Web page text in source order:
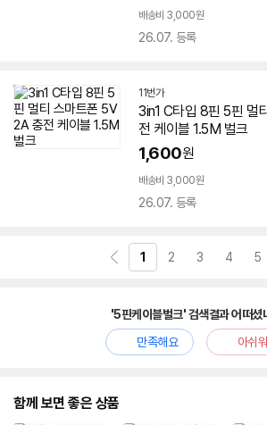
배송비 3,000원
26.07. 등록
11번가
3in1 C타입 8핀 5핀 멀
전 케이블 1.5M 벌크
1,600원
배송비 3,000원
26.07. 등록
1 2 3 4 5
'5핀케이블벌크' 검색결과 어떠셨
만족해요
아쉬
함께 보면 좋은 상품